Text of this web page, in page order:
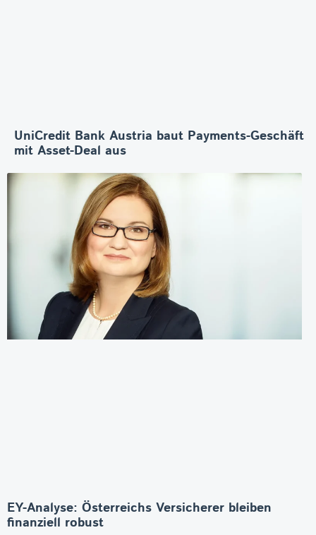
UniCredit Bank Austria baut Payments-Geschäft
mit Asset-Deal aus
EY-Analyse: Österreichs Versicherer bleiben
finanziell robust